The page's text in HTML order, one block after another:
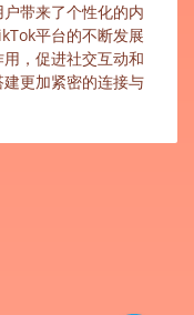
带来了个性化的内
平台的不断发展
，促进社交互动和
更加紧密的连接与